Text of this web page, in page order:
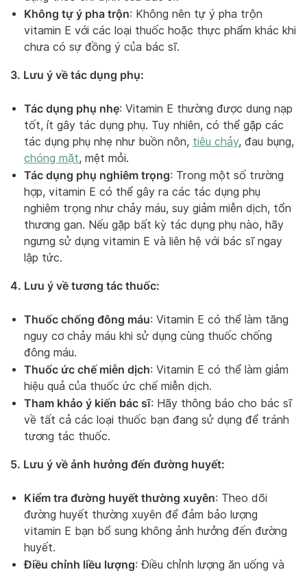
Không tự ý pha trộn: Không nên tự ý pha trộn
vitamin E với các loại thuốc hoặc thực phẩm khác khi
chưa có sự đồng ý của bác sĩ.
3. Lưu ý về tác dụng phụ:
Tác dụng phụ nhẹ: Vitamin E thường được dung nạp
tốt, ít gây tác dụng phụ. Tuy nhiên, có thể gặp các
tác dụng phụ nhẹ như buồn nôn, tiêu chảy, đau bụng,
chóng mặt, mệt mỏi.
Tác dụng phụ nghiêm trọng: Trong một số trường
hợp, vitamin E có thể gây ra các tác dụng phụ
nghiêm trọng như chảy máu, suy giảm miễn dịch, tổn
thương gan. Nếu gặp bất kỳ tác dụng phụ nào, hãy
ngưng sử dụng vitamin E và liên hệ với bác sĩ ngay
lập tức.
4. Lưu ý về tương tác thuốc:
Thuốc chống đông máu: Vitamin E có thể làm tăng
nguy cơ chảy máu khi sử dụng cùng thuốc chống
đông máu.
Thuốc ức chế miễn dịch: Vitamin E có thể làm giảm
hiệu quả của thuốc ức chế miễn dịch.
Tham khảo ý kiến bác sĩ: Hãy thông báo cho bác sĩ
về tất cả các loại thuốc bạn đang sử dụng để tránh
tương tác thuốc.
5. Lưu ý về ảnh hưởng đến đường huyết:
Kiểm tra đường huyết thường xuyên: Theo dõi
đường huyết thường xuyên để đảm bảo lượng
vitamin E bạn bổ sung không ảnh hưởng đến đường
huyết.
Điều chỉnh liều lượng: Điều chỉnh lượng ăn uống và